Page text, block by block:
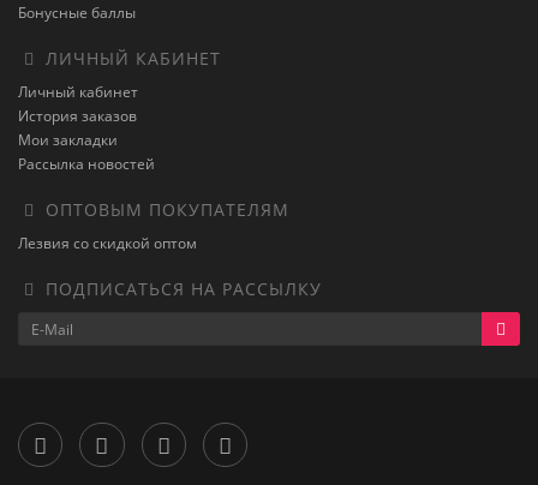
Бонусные баллы
ЛИЧНЫЙ КАБИНЕТ
Личный кабинет
История заказов
Мои закладки
Рассылка новостей
ОПТОВЫМ ПОКУПАТЕЛЯМ
Лезвия со скидкой оптом
ПОДПИСАТЬСЯ НА РАССЫЛКУ